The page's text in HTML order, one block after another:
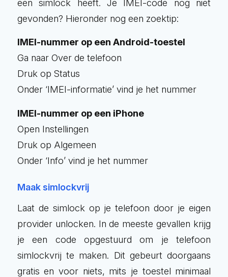
een simlock heeft. Je IMEI-code nog niet
gevonden? Hieronder nog een zoektip:
IMEI-nummer op een Android-toestel
Ga naar Over de telefoon
Druk op Status
Onder ‘IMEI-informatie’ vind je het nummer
IMEI-nummer op een iPhone
Open Instellingen
Druk op Algemeen
Onder ‘Info’ vind je het nummer
Maak simlockvrij
Laat de simlock op je telefoon door je eigen
provider unlocken. In de meeste gevallen krijg
je een code opgestuurd om je telefoon
simlockvrij te maken. Dit gebeurt doorgaans
gratis en voor niets, mits je toestel minimaal